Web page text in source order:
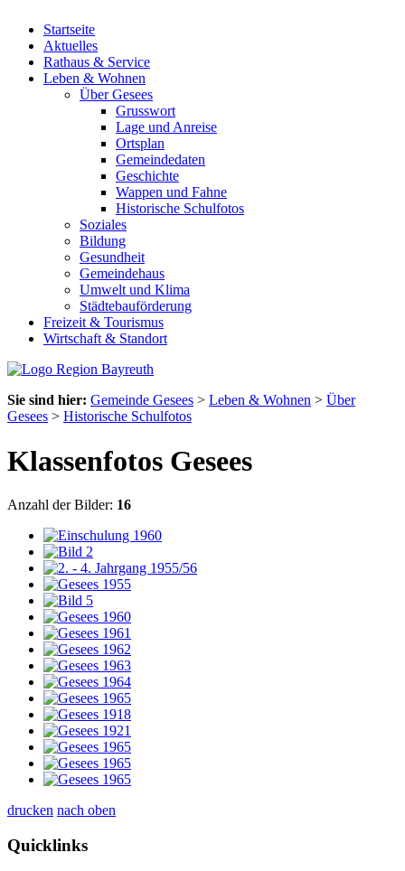
Startseite
Aktuelles
Rathaus & Service
Leben & Wohnen
Über Gesees
Grusswort
Lage und Anreise
Ortsplan
Gemeindedaten
Geschichte
Wappen und Fahne
Historische Schulfotos
Soziales
Bildung
Gesundheit
Gemeindehaus
Umwelt und Klima
Städtebauförderung
Freizeit & Tourismus
Wirtschaft & Standort
Sie sind hier: Gemeinde Gesees > Leben & Wohnen > Über
Gesees > Historische Schulfotos
Klassenfotos Gesees
Anzahl der Bilder: 16
drucken nach oben
Quicklinks